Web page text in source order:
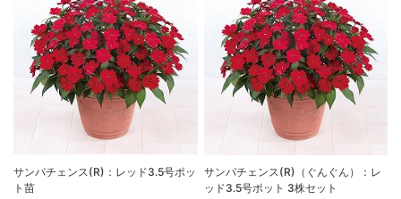
サンパチェンス(R)：レッド3.5号ポッ
ト苗
サンパチェンス(R)（ぐんぐん）：レ
ッド3.5号ポット 3株セット